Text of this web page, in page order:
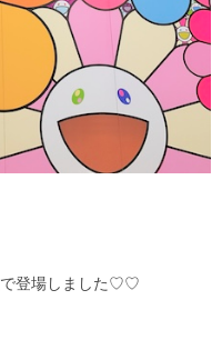
で登場しました♡♡